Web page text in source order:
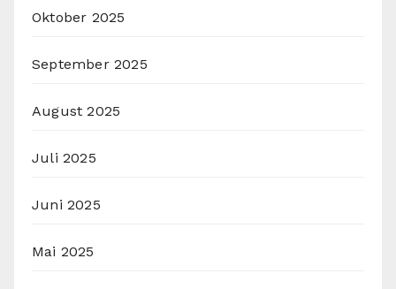
Oktober 2025
September 2025
August 2025
Juli 2025
Juni 2025
Mai 2025